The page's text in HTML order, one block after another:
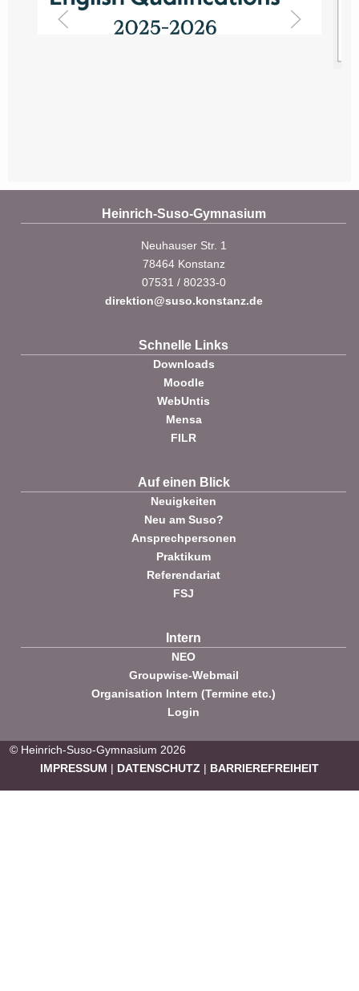
Heinrich-Suso-Gymnasium
Neuhauser Str. 1
78464 Konstanz
07531 / 80233-0
direktion@suso.konstanz.de
Schnelle Links
Downloads
Moodle
WebUntis
Mensa
FILR
Auf einen Blick
Neuigkeiten
Neu am Suso?
Ansprechpersonen
Praktikum
Referendariat
FSJ
Intern
NEO
Groupwise-Webmail
Organisation Intern (Termine etc.)
Login
© Heinrich-Suso-Gymnasium 2026
IMPRESSUM | DATENSCHUTZ | BARRIEREFREIHEIT